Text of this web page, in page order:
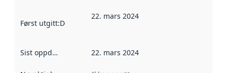
Først utgitt:Denne datoen sier når dataene i dette
22. mars 2024
Sist oppdatert 22. mars 2024